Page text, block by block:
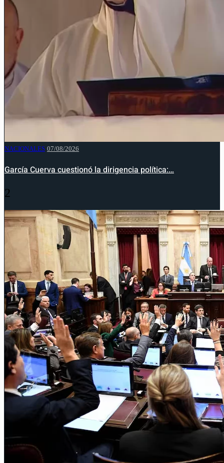
NACIONALES 07/08/2026
García Cuerva cuestionó la dirigencia política:…
2